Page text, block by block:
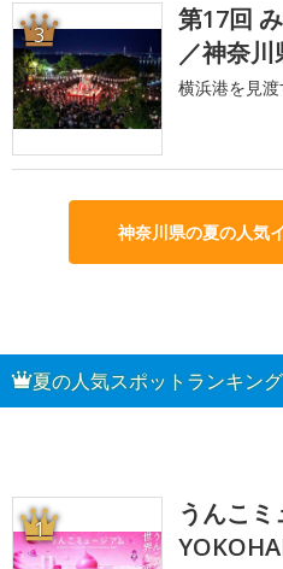
3
第17回
／神奈川
横浜港を見
神奈川県の夏の人気
夏の人気スポットランキング
1
うんこ